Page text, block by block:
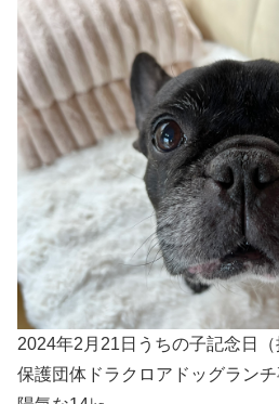
2024年2月21日うちの子記念日（
保護団体ドラクロアドッグラン